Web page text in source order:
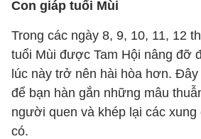
Con giáp tuổi Mùi
Trong các ngày 8, 9, 10, 11, 12
tuổi Mùi được Tam Hội nâng đỡ
lúc này trở nên hài hòa hơn.
để bạn hàn gắn những mâu
người quen và khép lại các xung
có.